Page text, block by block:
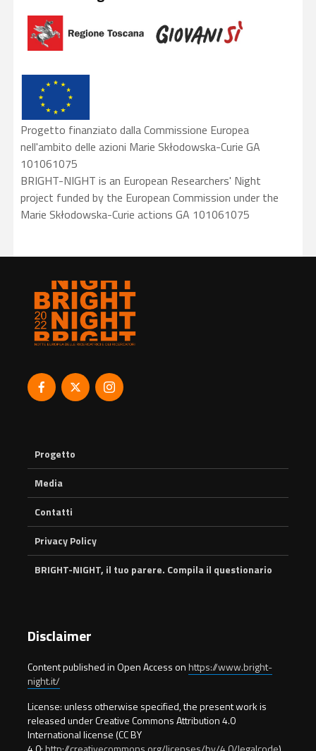
Progetto finanziato dalla Commissione Europea
nell'ambito delle azioni Marie Skłodowska-Curie GA
101061075
BRIGHT-NIGHT is an European Researchers' Night
project funded by the European Commission under the
Marie Skłodowska-Curie actions GA 101061075
Progetto
Media
Contatti
Privacy Policy
BRIGHT-NIGHT, il tuo parere. Compila il questionario
Disclaimer
Content published in Open Access onhttps://www.bright-
night.it/
License: unless otherwise specified, the present work is
released under Creative Commons Attribution 4.0
International license (CC BY